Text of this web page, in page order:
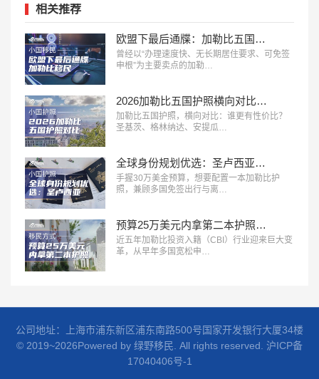
相关推荐
欧盟下最后通牒：加勒比五国投资入籍，2028年或迎终局？
曾经以“办理速度快、无长期居住要求、可免签
申根”为主要卖点的加勒…
2026加勒比五国护照横向对比：谁更有性价比？
加勒比五国护照，横向对比：谁更有性价比？
圣基茨、格林纳达、安提瓜…
全球身份规划优选：圣卢西亚护照深度解析
手握30万美金预算，想要配置一本加勒比护
照，兼顾多国免签出行与离…
预算25万美元内拿第二本护照，加勒比五国身份怎么选？
近五年加勒比投资入籍（CBI）行业迎来巨大变
革，从早年多国宽松申…
公司地址：上海市浦东新区浦东南路500号国家开发银行大厦34楼
© 2019~2026Powered by 绿野移民. All rights reserved. 沪ICP备
17040406号-1